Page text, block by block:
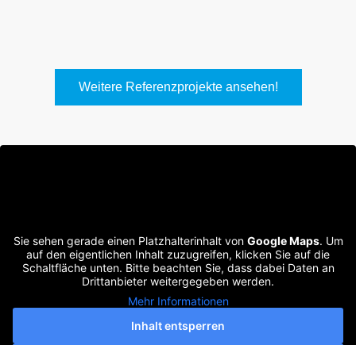
Weitere Referenzprojekte ansehen!
Sie sehen gerade einen Platzhalterinhalt von Google Maps. Um
auf den eigentlichen Inhalt zuzugreifen, klicken Sie auf die
Schaltfläche unten. Bitte beachten Sie, dass dabei Daten an
Drittanbieter weitergegeben werden.
Mehr Informationen
Inhalt entsperren